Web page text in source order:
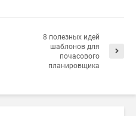
8 полезных идей
шаблонов для
почасового
планировщика